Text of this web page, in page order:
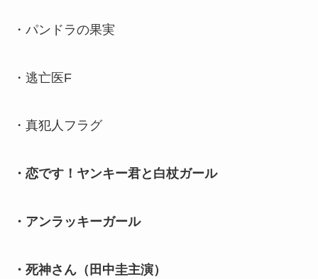
・パンドラの果実
・逃亡医F
・真犯人フラグ
・恋です！ヤンキー君と白杖ガール
・アンラッキーガール
・死神さん（田中圭主演）